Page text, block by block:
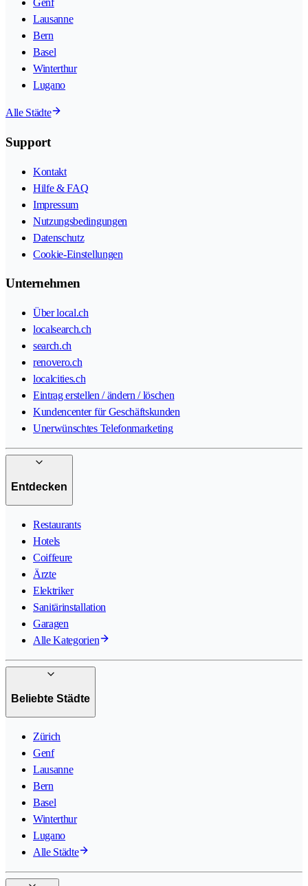
Genf
Lausanne
Bern
Basel
Winterthur
Lugano
Alle Städte
Support
Kontakt
Hilfe & FAQ
Impressum
Nutzungsbedingungen
Datenschutz
Cookie-Einstellungen
Unternehmen
Über local.ch
localsearch.ch
search.ch
renovero.ch
localcities.ch
Eintrag erstellen / ändern / löschen
Kundencenter für Geschäftskunden
Unerwünschtes Telefonmarketing
Entdecken
Restaurants
Hotels
Coiffeure
Ärzte
Elektriker
Sanitärinstallation
Garagen
Alle Kategorien
Beliebte Städte
Zürich
Genf
Lausanne
Bern
Basel
Winterthur
Lugano
Alle Städte